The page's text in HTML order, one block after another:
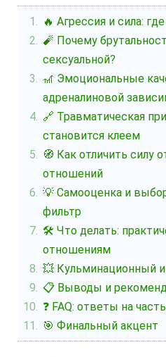
🔥 Агрессия и сила:
🧨 Почему
сексуальной?
🎢 Эмоциональные
адреналиновой
🔗 Травматическая
становится клеем
🧭 Как отличить силу
отношений
💡 Самооценка и
фильтр
🛠️ Что делать:
отношениям
💥 Кульминационный
📋 Выводы и
❓ FAQ: ответы на
🎯 Финальный акцент